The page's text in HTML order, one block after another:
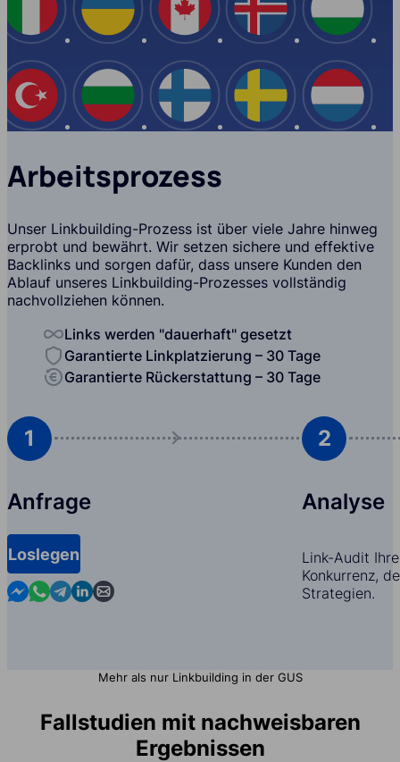
Spanien
USA
Italien
Türkei
Ukraine
Bulgarien
Kanada
Finnland
Island
Arbeitsprozess
Unser Linkbuilding-Prozess ist über viele Jahre hinweg
erprobt und bewährt. Wir setzen sichere und effektive
Backlinks und sorgen dafür, dass unsere Kunden den
Ablauf unseres Linkbuilding-Prozesses vollständig
nachvollziehen können.
Links werden "dauerhaft" gesetzt
Garantierte Linkplatzierung – 30 Tage
Garantierte Rückerstattung – 30 Tage
1
Anfrage
Loslegen
Contact us in Messenger
Contact us in WhatsApp
Contact us in Telegram
Contact us in Linkedin
Contact us by email
2
Analyse
Link-Audit
Konkurrenz,
Strategien.
Mehr als nur Linkbuilding in der GUS
Fallstudien mit nachweisbaren
Ergebnissen